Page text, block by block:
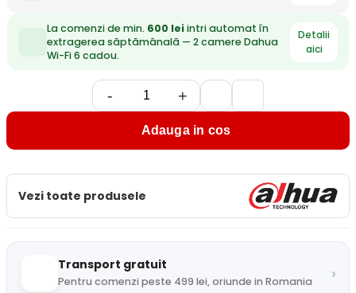
La comenzi de min. 600 leiintri automat în
extragerea săptămânală — 2 camere Dahua
Wi-Fi 6 cadou.
Detalii
aici
- +
Adauga in cos
Vezi toate produsele
Transport gratuit
Pentru comenzi peste 499 lei, oriunde in Romania ›